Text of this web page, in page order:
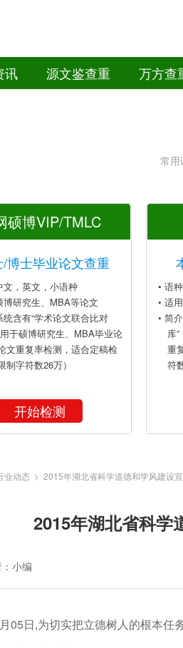
讯 源文鉴查重 万方查
常用
硕博VIP/TMLC
博士毕业论文查重
文，英文，小语种
博研究生、MBA等论文
统含有“学术论文联合比对
于硕博研究生、MBA毕业论
文重复率检测，适合定稿检
制字符数26万）
开始检测
• 语
• 适
• 简
库
重
符
业动态 > 2015年湖北省科学道德和学风建设
2015年湖北省科学
小编
05日,为切实把立德树人的根本任